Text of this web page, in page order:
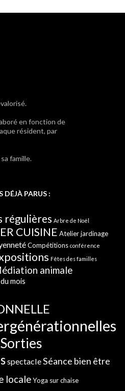
en fonction de
résident, par
famille.
DÉJÀ PARUS :
régulières Arbre de Noël
CUISINE Atelier jardinage
Compétitions conférence
Fêtes des familles
animale
mois
Sorties
spectacleSéance bien être
localeYoga sur chaise